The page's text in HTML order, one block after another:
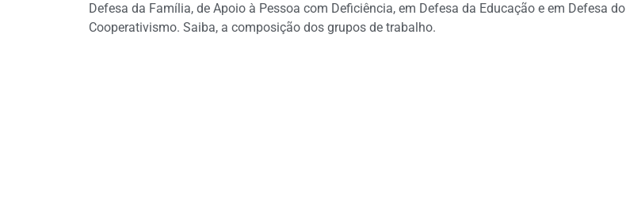
Defesa da Família, de Apoio à Pessoa com Deficiência, em Defesa da Educação e em Defesa do
Cooperativismo. Saiba, a composição dos grupos de trabalho.